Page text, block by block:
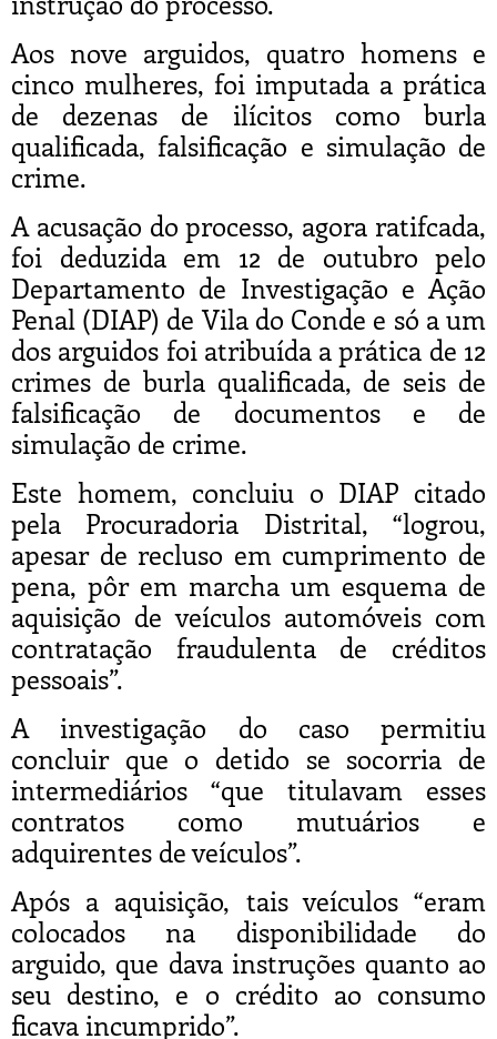
Aos nove arguidos, quatro homens e
cinco mulheres, foi imputada a prática
de dezenas de ilícitos como burla
qualificada, falsificação e simulação de
crime.
A acusação do processo, agora ratifcada,
foi deduzida em 12 de outubro pelo
Departamento de Investigação e Ação
Penal (DIAP) de Vila do Conde e só a um
dos arguidos foi atribuída a prática de 12
crimes de burla qualificada, de seis de
falsificação de documentos e de
simulação de crime.
Este homem, concluiu o DIAP citado
pela Procuradoria Distrital, “logrou,
apesar de recluso em cumprimento de
pena, pôr em marcha um esquema de
aquisição de veículos automóveis com
contratação fraudulenta de créditos
pessoais”.
A investigação do caso permitiu
concluir que o detido se socorria de
intermediários “que titulavam esses
contratos como mutuários e
adquirentes de veículos”.
Após a aquisição, tais veículos “eram
colocados na disponibilidade do
arguido, que dava instruções quanto ao
seu destino, e o crédito ao consumo
ficava incumprido”.